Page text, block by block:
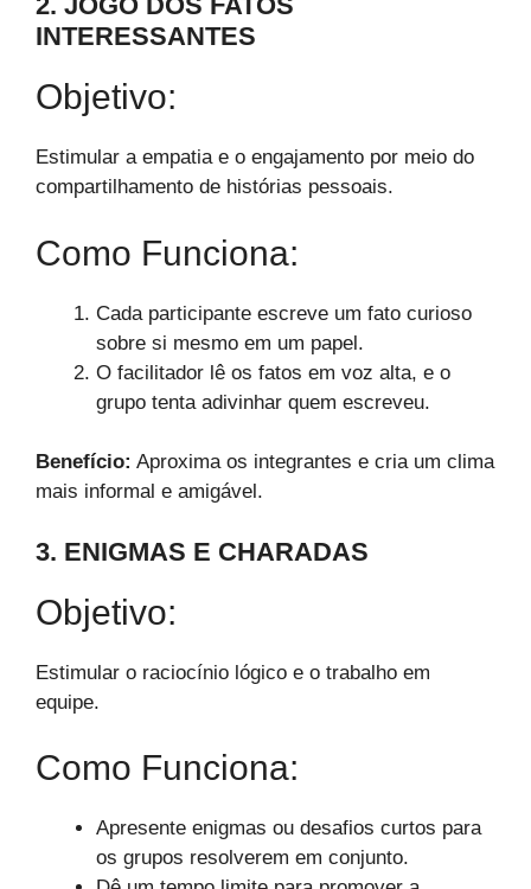
INTERESSANTES
Objetivo:
Estimular a empatia e o engajamento por meio do
compartilhamento de histórias pessoais.
Como Funciona:
Cada participante escreve um fato curioso
sobre si mesmo em um papel.
O facilitador lê os fatos em voz alta, e o
grupo tenta adivinhar quem escreveu.
Benefício: Aproxima os integrantes e cria um clima
mais informal e amigável.
3. ENIGMAS E CHARADAS
Objetivo:
Estimular o raciocínio lógico e o trabalho em
equipe.
Como Funciona:
Apresente enigmas ou desafios curtos para
os grupos resolverem em conjunto.